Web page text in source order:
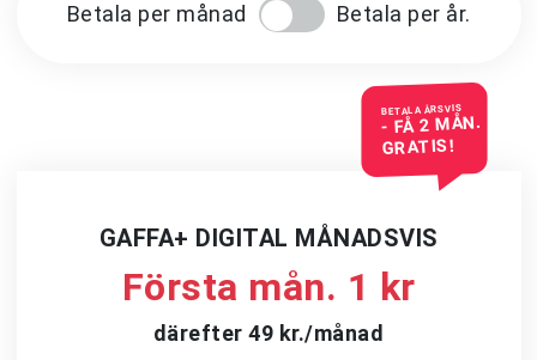
Betala per månad Betala per år.
BETALA ÅRSVIS
- FÅ 2 MÅN.
GRATIS!
GAFFA+ DIGITAL MÅNADSVIS
Första mån. 1 kr
därefter 49 kr./månad